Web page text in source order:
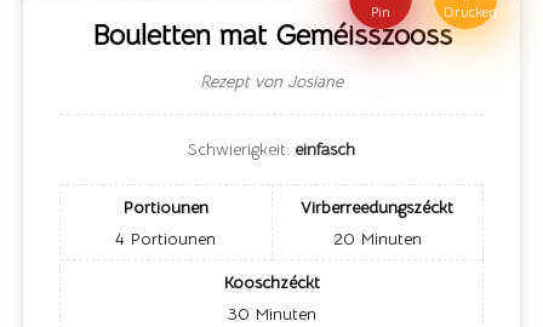
Pin Drucken
Bouletten mat Geméisszooss
Rezept von Josiane
Schwierigkeit: einfasch
Portiounen
4 Portiounen
Virberreedungszéckt
20 Minuten
Kooschzéckt
30 Minuten